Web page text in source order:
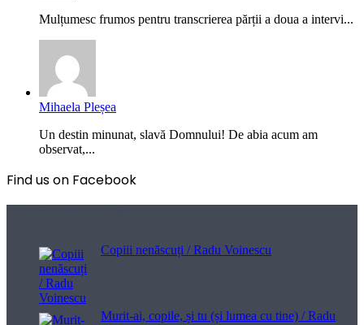
Mulțumesc frumos pentru transcrierea părții a doua a intervi...
Mihaela Pleșea
Un destin minunat, slavă Domnului! De abia acum am
observat,...
Find us on Facebook
Copiii nenăscuți / Radu Voinescu
Murit-ai, copile, și tu (și lumea cu tine) / Radu